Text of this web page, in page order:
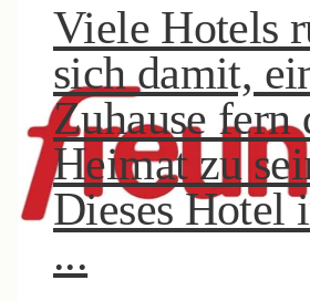
Viele Hotels
sich damit,
Zuhause fern
Heimat zu
Dieses Hotel
...